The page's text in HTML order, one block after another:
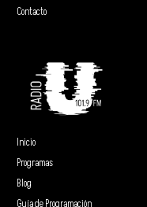
Contacto
Inicio
Programas
Blog